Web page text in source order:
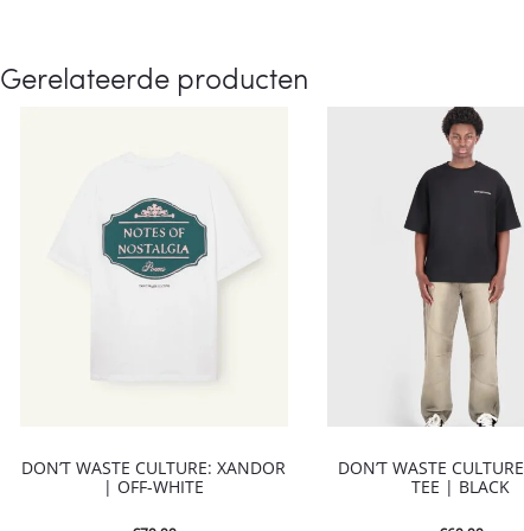
Gerelateerde producten
DON’T WASTE CULTURE: XANDOR
| OFF-WHITE
DON’T WASTE
TEE | BLACK